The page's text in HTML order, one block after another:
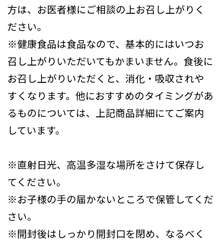
方は、お医者様にご相談の上お召し上がりく
ださい。
※健康食品は食品なので、基本的にはいつお
召し上がりいただいてもかまいません。食後に
お召し上がりいただくと、消化・吸収されや
すくなります。他におすすめのタイミングがあ
るものについては、上記商品詳細にてご案内
しています。
※直射日光、高温多湿な場所をさけて保存し
てください。
※お子様の手の届かないところで保管してくだ
さい。
※開封後はしっかり開封口を閉め、なるべく